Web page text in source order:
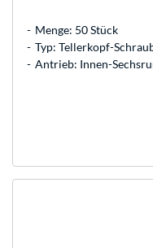
Menge: 50 Stück
Typ: Tellerkopf-
Antrieb: Innen-